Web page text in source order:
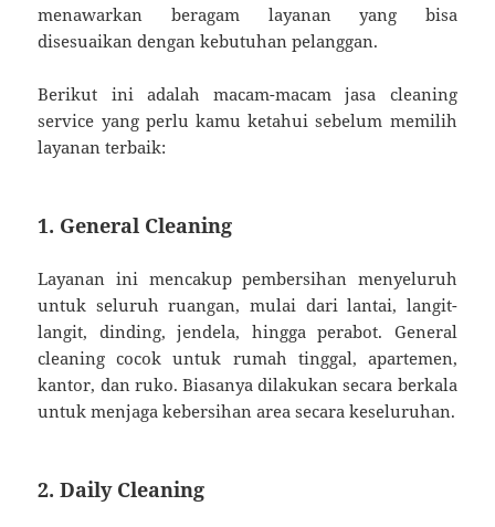
menawarkan beragam layanan yang bisa
disesuaikan dengan kebutuhan pelanggan.
Berikut ini adalah macam-macam jasa cleaning
service yang perlu kamu ketahui sebelum memilih
layanan terbaik:
1. General Cleaning
Layanan ini mencakup pembersihan menyeluruh
untuk seluruh ruangan, mulai dari lantai, langit-
langit, dinding, jendela, hingga perabot. General
cleaning cocok untuk rumah tinggal, apartemen,
kantor, dan ruko. Biasanya dilakukan secara berkala
untuk menjaga kebersihan area secara keseluruhan.
2.Daily Cleaning